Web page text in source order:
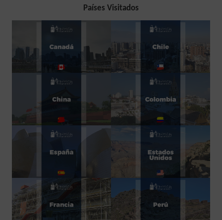
Países Visitados